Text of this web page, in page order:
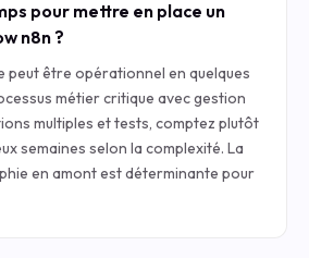
pour mettre en place un
n8n ?
peut être opérationnel en quelques
métier critique avec gestion
multiples et tests, comptez plutôt
semaines selon la complexité. La
en amont est déterminante pour